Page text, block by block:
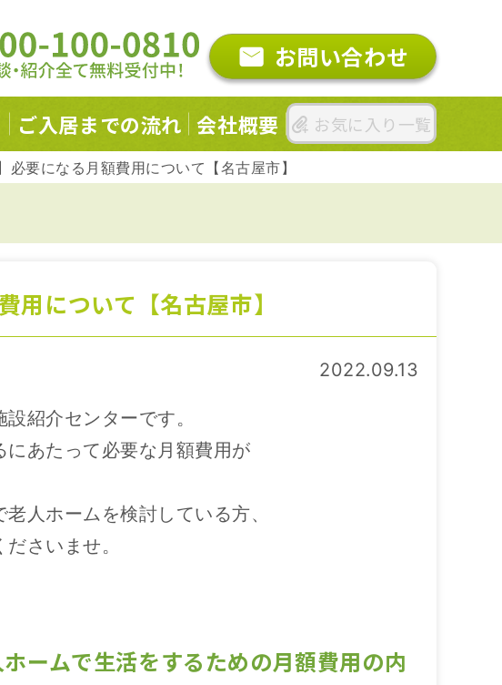
お問い合わせ
ご入居までの流れ 会社概要 お気に入り一覧
必要になる月額費用について【名古屋市】
用について【名古屋市】
2022.09.13
紹介センターです。
あたって必要な月額費用が
人ホームを検討している方、
さいませ。
ームで生活をするための月額費用の内